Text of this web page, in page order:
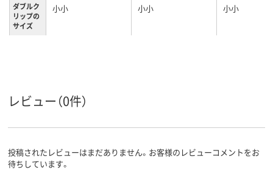
ダブルク
リップの
サイズ
小小 小小 小小
とじ枚数 40枚
材質 スチール スチール スチール
レビュー（0件）
投稿されたレビューはまだありません。お客様のレビューコメントをお
待ちしています。